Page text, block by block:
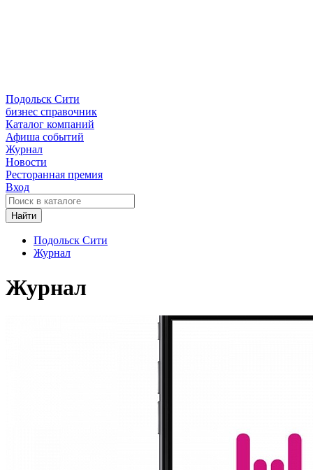
Подольск Сити
бизнес справочник
Каталог компаний
Афиша событий
Журнал
Новости
Ресторанная премия
Вход
Найти
Подольск Сити
Журнал
Журнал